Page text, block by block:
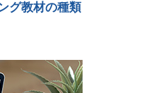
グ教材の種類